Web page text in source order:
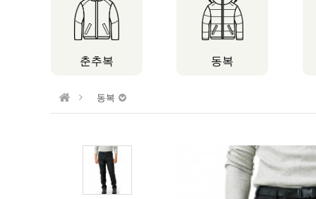
춘추복 동복
동복